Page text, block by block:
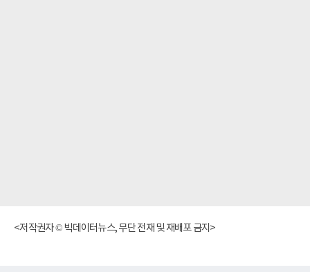
<저작권자 © 빅데이터뉴스, 무단 전재 및 재배포 금지>